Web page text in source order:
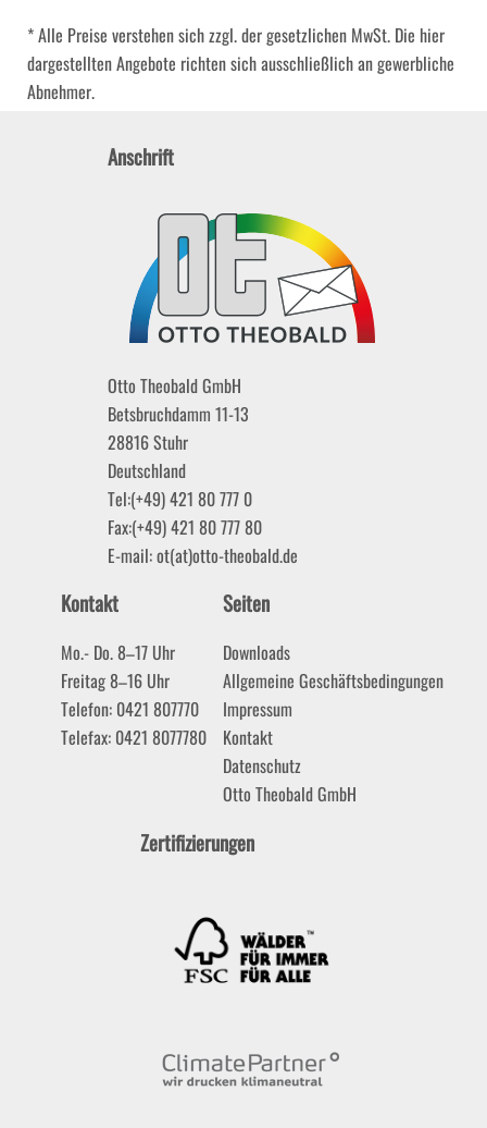
* Alle Preise verstehen sich zzgl. der gesetzlichen MwSt. Die hier
dargestellten Angebote richten sich ausschließlich an gewerbliche
Abnehmer.
Anschrift
Otto Theobald GmbH
Betsbruchdamm 11-13
28816Stuhr
Deutschland
Tel:(+49) 421 80 777 0
Fax:(+49) 421 80 777 80
E-mail:ot(at)otto-theobald.de
Kontakt
Mo.- Do. 8–17 Uhr
Freitag 8–16 Uhr
Telefon: 0421 807770
Telefax: 0421 8077780
Seiten
Downloads
Allgemeine Geschäftsbedingungen
Impressum
Kontakt
Datenschutz
Otto Theobald GmbH
Zertifizierungen